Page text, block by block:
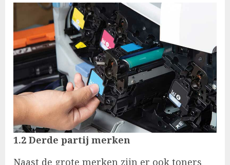
1.2 Derde partij merken
Naast de grote merken zijn er ook toners